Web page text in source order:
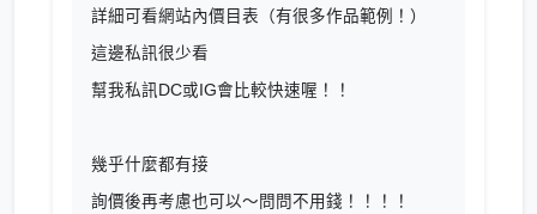
詳細可看網站內價目表（有很多作品範例！）
這邊私訊很少看
幫我私訊DC或IG會比較快速喔！！
幾乎什麼都有接
詢價後再考慮也可以～問問不用錢！！！！